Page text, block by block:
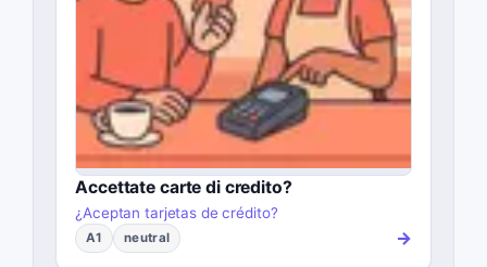
Accettate carte di credito?
¿Aceptan tarjetas de crédito?
A1 neutral →